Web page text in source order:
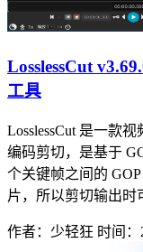
LosslessCut
工具
LosslessCut 是一款
编码剪切，是基于
个关键帧之间的
片，所以剪切输出时
作者：少轻狂 时间：